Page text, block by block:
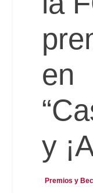
Reservas
Horarios
PeriodismoExámenes
en
y
Premios y